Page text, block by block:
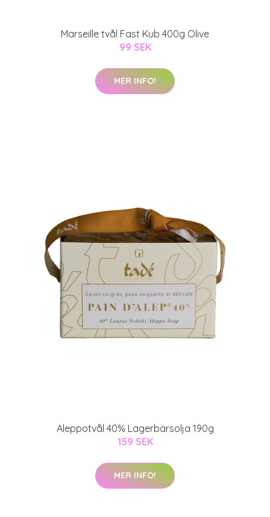
Marseille tvål Fast Kub 400g Olive
99 SEK
MER INFO!
Aleppotvål 40% Lagerbärsolja 190g
159 SEK
MER INFO!